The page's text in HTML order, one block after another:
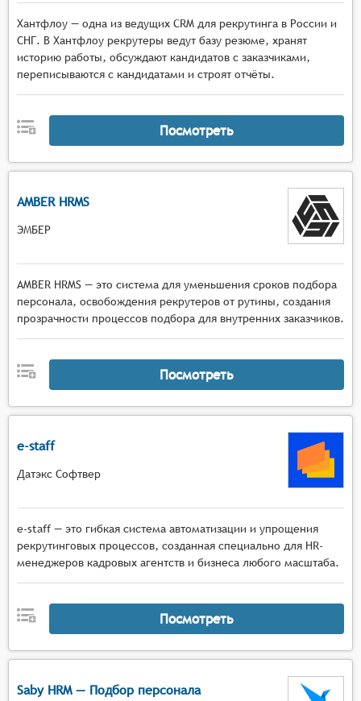
Хантфлоу — одна из ведущих CRM для рекрутинга в России и
СНГ. В Хантфлоу рекрутеры ведут базу резюме, хранят
историю работы, обсуждают кандидатов с заказчиками,
переписываются с кандидатами и строят отчёты.
Посмотреть
AMBER HRMS
ЭМБЕР
AMBER HRMS — это система для уменьшения сроков подбора
персонала, освобождения рекрутеров от рутины, создания
прозрачности процессов подбора для внутренних заказчиков.
Посмотреть
e-staff
Датэкс Софтвер
e-staff — это гибкая система автоматизации и упрощения
рекрутинговых процессов, созданная специально для HR-
менеджеров кадровых агентств и бизнеса любого масштаба.
Посмотреть
Saby HRM — Подбор персонала